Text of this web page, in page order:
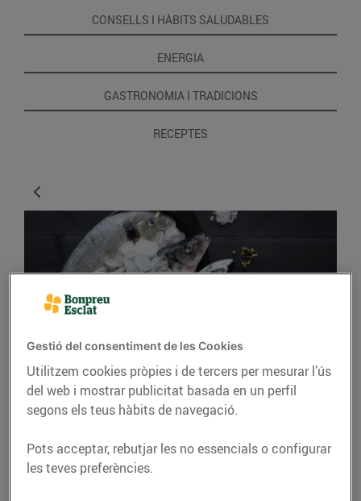
CONSELLS I HÀBITS SALUDABLES
ENERGIA
GASTRONOMIA I TRADICIONS
RECEPTES
CONSELLS I HÀBITS SALUDABLES
Com podem identificar
el bon peix?
13/d’agost/2019
Gestió del consentiment de les Cookies
Utilitzem cookies pròpies i de tercers per mesurar l’ús
del web i mostrar publicitat basada en un perfil
segons els teus hàbits de navegació.
Pots acceptar, rebutjar les no essencials o configurar
les teves preferències.